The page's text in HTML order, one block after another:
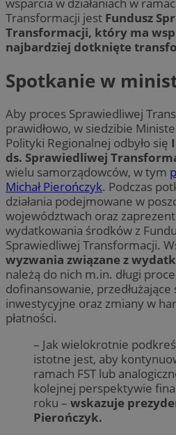
wsparcia w działaniach w
Transformacji jest Fundusz
Transformacji, który ma
najbardziej dotknięte
Spotkanie w
Aby proces Sprawiedliwej
prawidłowo, w siedzibie
Polityki Regionalnej odbyło się
ds. Sprawiedliwej
wielu samorządowców, w tym
Michał Pierończyk. Podczas
działania podejmowane w
województwach oraz
wydatkowania środków z
Sprawiedliwej Transformacji.
wyzwania związane z
należą do nich m.in. długi
dofinansowanie,
inwestycyjne oraz zmiany w
płatności.
– Jak wielokrotnie
istotne jest, aby
ramach FST lub
kolejnej perspektywie
roku – wskazuje
Pierończyk.